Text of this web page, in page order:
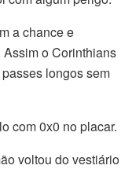
a chance e
o Corinthians
longos sem
com 0x0 no placar.
voltou do vestiário